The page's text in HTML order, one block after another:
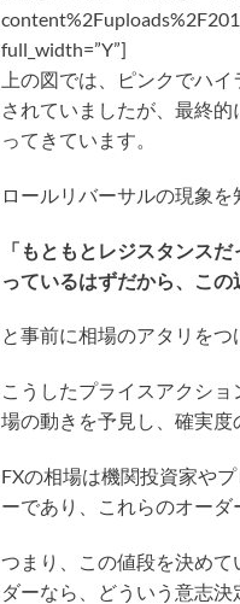
full_width=”Y”]
上の図では、ピンクでハ
されていましたが、最終
ってきています。
ロールリバーサルの現象
「もともとレジスタンス
っているはずだから、この
と事前に相場のアタリをつ
こうしたプライスアクシ
場の動きを予見し、確実度
FXの相場は機関投資家や
ーであり、これらのオーダ
つまり、この値段を決め
ダーなら、どういう意志